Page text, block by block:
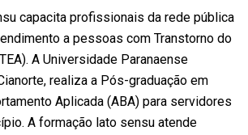
capacita profissionais da rede pública
a pessoas com Transtorno do
A Universidade Paranaense
realiza a Pós-graduação em
Aplicada (ABA) para servidores
A formação lato sensu atende